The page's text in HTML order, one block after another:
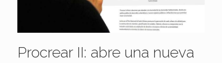
Procrear II: abre una nueva